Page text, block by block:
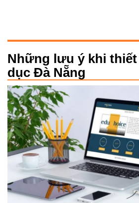
Những lưu ý khi thiết
dục Đà Nẵng